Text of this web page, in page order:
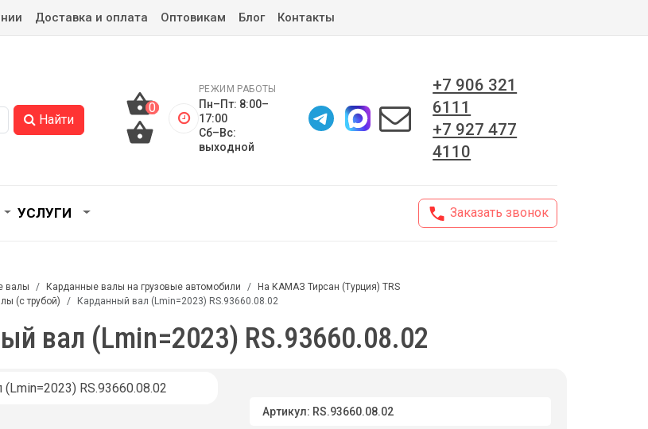
Доставка и оплата Оптовикам Блог Контакты
Найти
0
0
РЕЖИМ РАБОТЫ
Пн–Пт: 8:00–
17:00
Сб–Вс:
выходной
+7 906 321
6111
+7 927 477
4110
УСЛУГИ Заказать звонок
валы Карданные валы на грузовые автомобили
На КАМАЗ Тирсан (Турция) TRS
(с трубой)
Карданный вал (Lmin=2023) RS.93660.08.02
вал (Lmin=2023) RS.93660.08.02
Артикул: RS.93660.08.02